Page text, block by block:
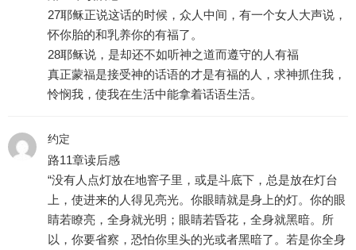
27耶稣正说这话的时候，众人中间，有一个女人大声说，
怀你胎的和乳养你的有福了。
28耶稣说，是却还不如听神之道而遵守的人有福
真正蒙福是接受神的话语的才是有福的人，求神抓住我，
怜悯我，使我在生活中能拿着话语生活。
约定
路11章读后感
“没有人点灯放在地窨子里，或是斗底下，总是放在灯台
上，使进来的人得见亮光。你眼睛就是身上的灯。你的眼
睛若瞭亮，全身就光明；眼睛若昏花，全身就黑暗。所
以，你要省察，恐怕你里头的光或者黑暗了。若是你全身